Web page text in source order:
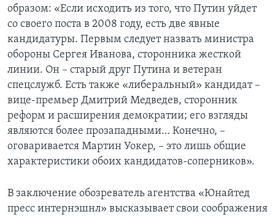
образом: «Если исходить из того, что Путин уйдет
со своего поста в 2008 году, есть две явные
кандидатуры. Первым следует назвать министра
обороны Сергея Иванова, сторонника жесткой
линии. Он – старый друг Путина и ветеран
спецслужб. Есть также «либеральный» кандидат –
вице-премьер Дмитрий Медведев, сторонник
реформ и расширения демократии; его взгляды
являются более прозападными… Конечно, –
оговаривается Мартин Уокер, – это лишь общие
характеристики обоих кандидатов-соперников».
В заключение обозреватель агентства «Юнайтед
пресс интернэшнл» высказывает свои соображения